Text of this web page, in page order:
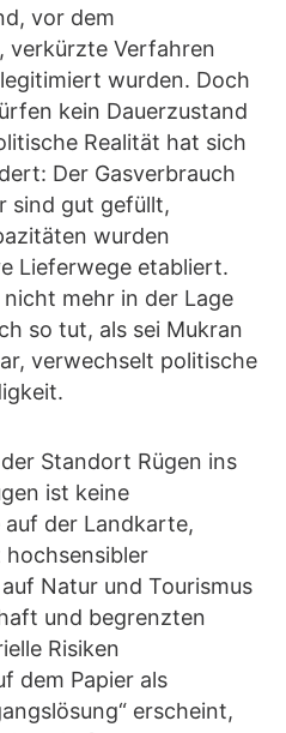
vor dem
verkürzte Verfahren
wurden. Doch
kein Dauerzustand
Realität hat sich
Der Gasverbrauch
sind gut gefüllt,
wurden
Lieferwege etabliert.
mehr in der Lage
so tut, als sei Mukran
verwechselt politische
Standort Rügen ins
ist keine
auf der Landkarte,
hochsensibler
Natur und Tourismus
und begrenzten
Risiken
dem Papier als
erscheint,